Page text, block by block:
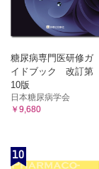
糖尿病専門医研修ガ
イドブック 改訂第
10版
日本糖尿病学会
￥9,680
10